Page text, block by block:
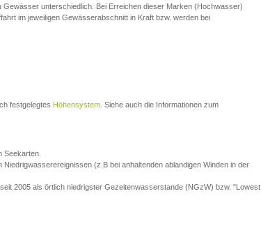
unterschiedlich. Bei Erreichen dieser Marken (Hochwasser)
im jeweiligen Gewässerabschnitt in Kraft bzw. werden bei
festgelegtes Höhensystem . Siehe auch die Informationen zum
Seekarten.
(z.B bei anhaltenden ablandigen Winden in der
2005 als örtlich niedrigster Gezeitenwasserstande (NGzW) bzw. "Lowest